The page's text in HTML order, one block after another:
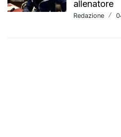
allenatore
Redazione /